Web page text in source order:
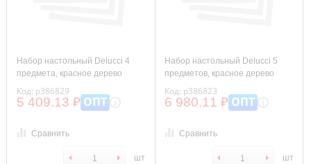
Набор настольный Delucci 4
предмета, красное дерево
Код: р386829
5 409.13 ₽ ОПТ
Сравнить
шт
Набор настольный Delucci 5
предметов, красное дерево
Код: р386823
6 980.11 ₽ ОПТ
Сравнить
шт